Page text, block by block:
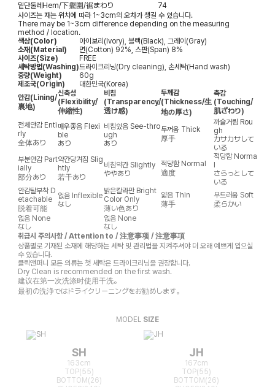
밑단둘레Hem/下擺圍/裾まわり
74
사이즈는 재는 위치에 따라 1~3cm의 오차가 생길 수 있습니다.
There may be 1~3cm difference depending on the measuring
method / location.
색상(Color)
아이보리(Ivory), 블랙(Black), 그레이(Gray)
소재(Material)
면(Cotton) 92%, 스판(Span) 8%
사이즈(Size)
FREE
세탁방법(Washing)드라이크리닝(Dry cleaning), 손세탁(Hand wash)
중량(Weight)
60g
제조국(Origin)
대한민국(Korea)
안감(Lining/
裏地)
신축성
(Flexibility/
伸縮性)
비침
(Transparency/
透け感)
두께감
(Thickness/生
地の厚さ)
촉감
(Touching/
肌ざわり)
전체안감 Enti
rly
全体あり
매우좋음 Flexi
ble
あり
비침있음 See-thro
ugh
あり
두꺼움 Thick
厚手
까슬거림 Rou
gh
カサカサして
いる
부분안감 Part
ially
部分あり
약간당겨짐 Slig
htly
若干あり
비침약간 Slightly
ややあり
적당함 Normal
適度
적당함 Norma
l
さらっとして
いる
안감탈부착 D
etachable
脱着可能
없음 Inflexible
なし
밝은칼라만 Bright
Color Only
薄い色あり
얇음 Thin
薄手
부드러움 Soft
柔らかい
없음 None
なし
없음 None
なし
취급시 주의사항 / Attention to / 注意事项 / 注意事項
상품별로 기재된 소재에 해당하는 세탁 및 관리법을 지켜주셔야 더 오래 예쁘게 입으실
수 있습니다.
클릭앤퍼니 모든 의류는 첫 세탁은 드라이크리닝을 권장합니다.
Dry Clean is recommended on the first wash.
建议在第一次洗涤时使用干洗。
最初の洗浄ではドライクリーニングをお勧めします。
MODEL SIZE
SH
163cm
TOP(55)
BOTTOM(26)
JH
167cm
TOP(55)
BOTTOM(26)